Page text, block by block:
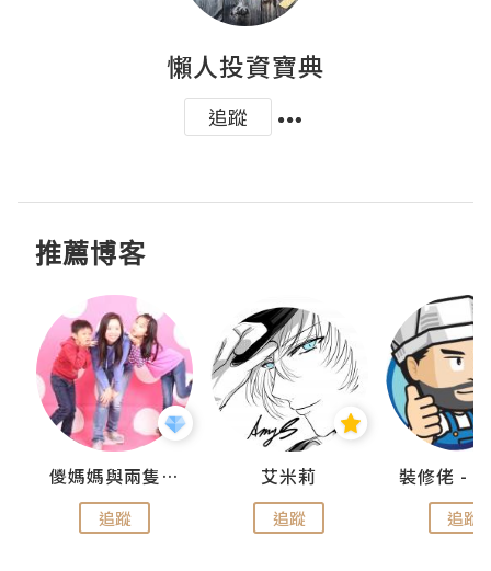
懶人投資寶典
追蹤
推薦博客
儍媽媽與兩隻小魔怪之家
追蹤
艾米莉
追蹤 追蹤